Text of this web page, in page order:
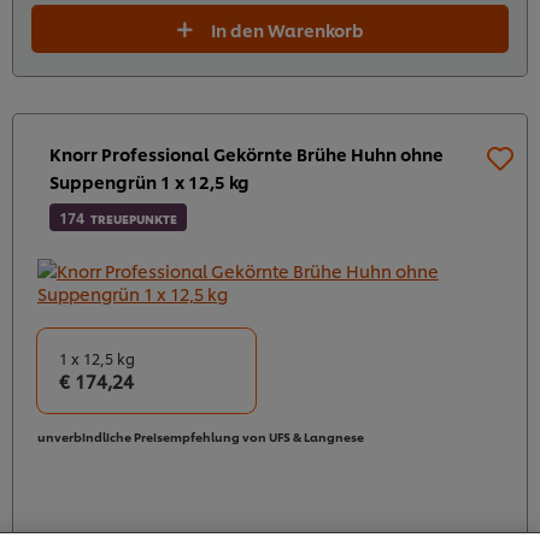
In den Warenkorb
Knorr Professional Gekörnte Brühe Huhn ohne
Suppengrün 1 x 12,5 kg
174 TREUEPUNKTE
1 x 12,5 kg
€ 174,24
unverbindliche Preisempfehlung von UFS & Langnese